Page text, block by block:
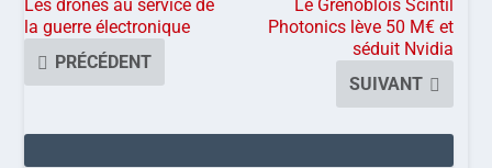
Les drones au service de
la guerre électronique
PRÉCÉDENT
Le Grenoblois Scintil
Photonics lève 50 M€ et
séduit Nvidia
SUIVANT